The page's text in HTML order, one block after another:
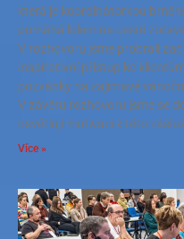
která je koordinátorkou
pomáhá lidem na cestě
V rozhovoru jsme probrali
inspirativní přístup ke
pozvánky na zajímavé
V závěru rozhovoru jsme se
osvětlují motivaci k této
Více »